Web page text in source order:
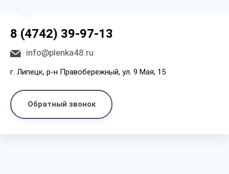
8 (4742) 39-97-13
info@plenka48.ru
г. Липецк, р-н Правобережный, ул. 9 Мая, 15
Обратный звонок